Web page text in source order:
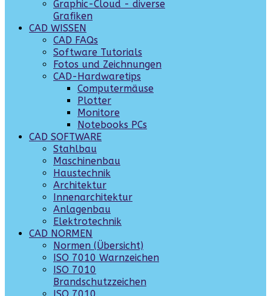
Graphic-Cloud - diverse
Grafiken
CAD WISSEN
CAD FAQs
Software Tutorials
Fotos und Zeichnungen
CAD-Hardwaretips
Computermäuse
Plotter
Monitore
Notebooks PCs
CAD SOFTWARE
Stahlbau
Maschinenbau
Haustechnik
Architektur
Innenarchitektur
Anlagenbau
Elektrotechnik
CAD NORMEN
Normen (Übersicht)
ISO 7010 Warnzeichen
ISO 7010
Brandschutzzeichen